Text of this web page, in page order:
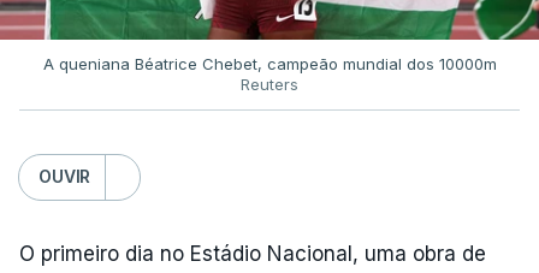
A queniana Béatrice Chebet, campeão mundial dos 10000m
Reuters
OUVIR
O primeiro dia no Estádio Nacional, uma obra de